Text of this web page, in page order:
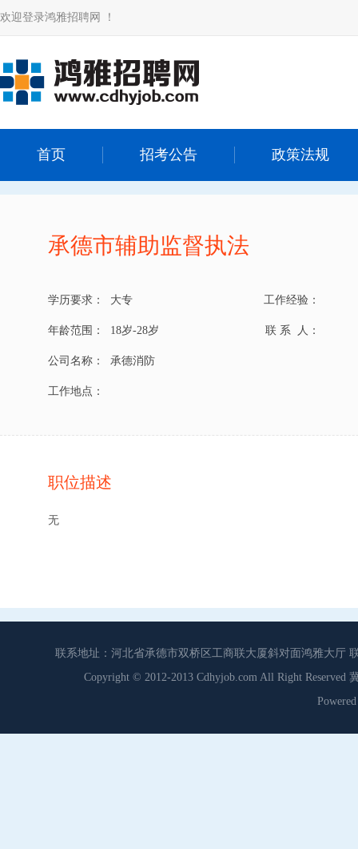
欢迎登录鸿雅招聘网 ！
首页 招考公告 政策法规
承德市辅助监督执法
学历要求： 大专 工作经验：
年龄范围： 18岁-28岁 联 系 人：
公司名称： 承德消防
工作地点：
职位描述
无
联系地址：河北省承德市双桥区工商联大厦斜对面鸿雅大厅
Copyright © 2012-2013 Cdhyjob.com All Right Reserved